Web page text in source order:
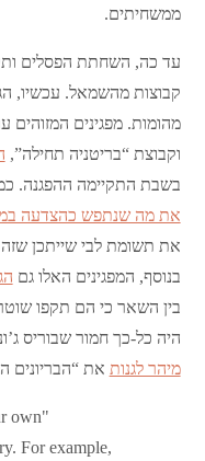
ממשחיתים.
עד כה, השחתת הפסלים
קבוצות מהשמאל. עכשיו,
מהומות. מפגינים המזוהים
וקבוצת “בריטניה תחילה”,
בשבת התקיימה ההפגנה.
את מה שנתפש כהצדעה
את תשומת לבי שייתכן
בנוסף, המפגינים האלו גם
היה כל-כך חמור שבוריס
מיהר לגנות את “הבריונים
own"
For example,